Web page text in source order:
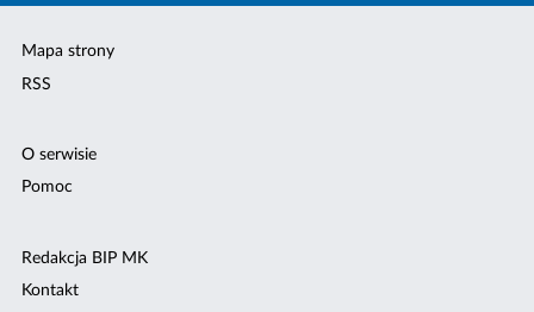
Mapa strony
RSS
O serwisie
Pomoc
Redakcja BIP MK
Kontakt